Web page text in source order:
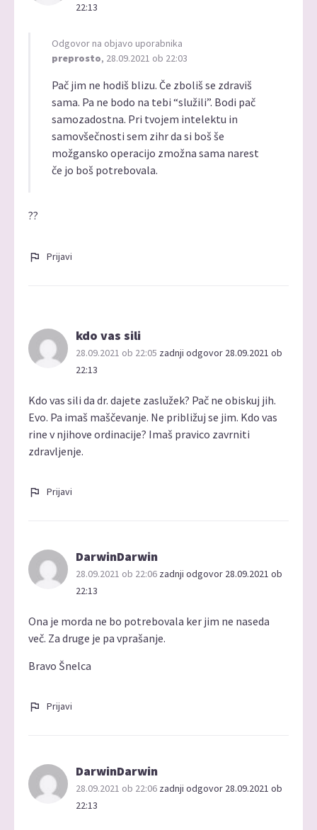
22:13
Odgovor na objavo uporabnika
preprosto, 28.09.2021 ob 22:03
Pač jim ne hodiš blizu. Če zboliš se zdraviš
sama. Pa ne bodo na tebi “služili”. Bodi pač
samozadostna. Pri tvojem intelektu in
samovšečnosti sem zihr da si boš še
možgansko operacijo zmožna sama narest
če jo boš potrebovala.
??
Prijavi
kdo vas sili
28.09.2021 ob 22:05 zadnji odgovor 28.09.2021 ob
22:13
Kdo vas sili da dr. dajete zaslužek? Pač ne obiskuj jih.
Evo. Pa imaš maščevanje. Ne približuj se jim. Kdo vas
rine v njihove ordinacije? Imaš pravico zavrniti
zdravljenje.
Prijavi
DarwinDarwin
28.09.2021 ob 22:06 zadnji odgovor 28.09.2021 ob
22:13
Ona je morda ne bo potrebovala ker jim ne naseda
več. Za druge je pa vprašanje.
Bravo Šnelca
Prijavi
DarwinDarwin
28.09.2021 ob 22:06 zadnji odgovor 28.09.2021 ob
22:13